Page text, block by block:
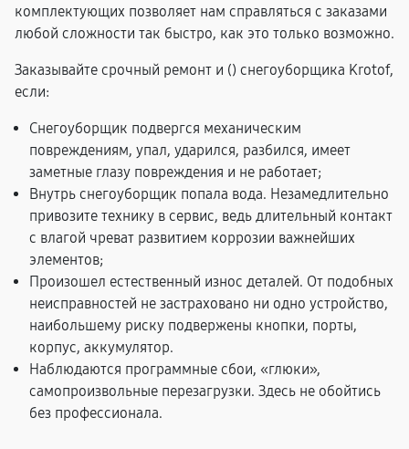
комплектующих позволяет нам справляться с заказами
любой сложности так быстро, как это только возможно.
Заказывайте срочный ремонт и () снегоуборщика Krotof,
если:
Снегоуборщик подвергся механическим
повреждениям, упал, ударился, разбился, имеет
заметные глазу повреждения и не работает;
Внутрь снегоуборщик попала вода. Незамедлительно
привозите технику в сервис, ведь длительный контакт
с влагой чреват развитием коррозии важнейших
элементов;
Произошел естественный износ деталей. От подобных
неисправностей не застраховано ни одно устройство,
наибольшему риску подвержены кнопки, порты,
корпус, аккумулятор.
Наблюдаются программные сбои, «глюки»,
самопроизвольные перезагрузки. Здесь не обойтись
без профессионала.